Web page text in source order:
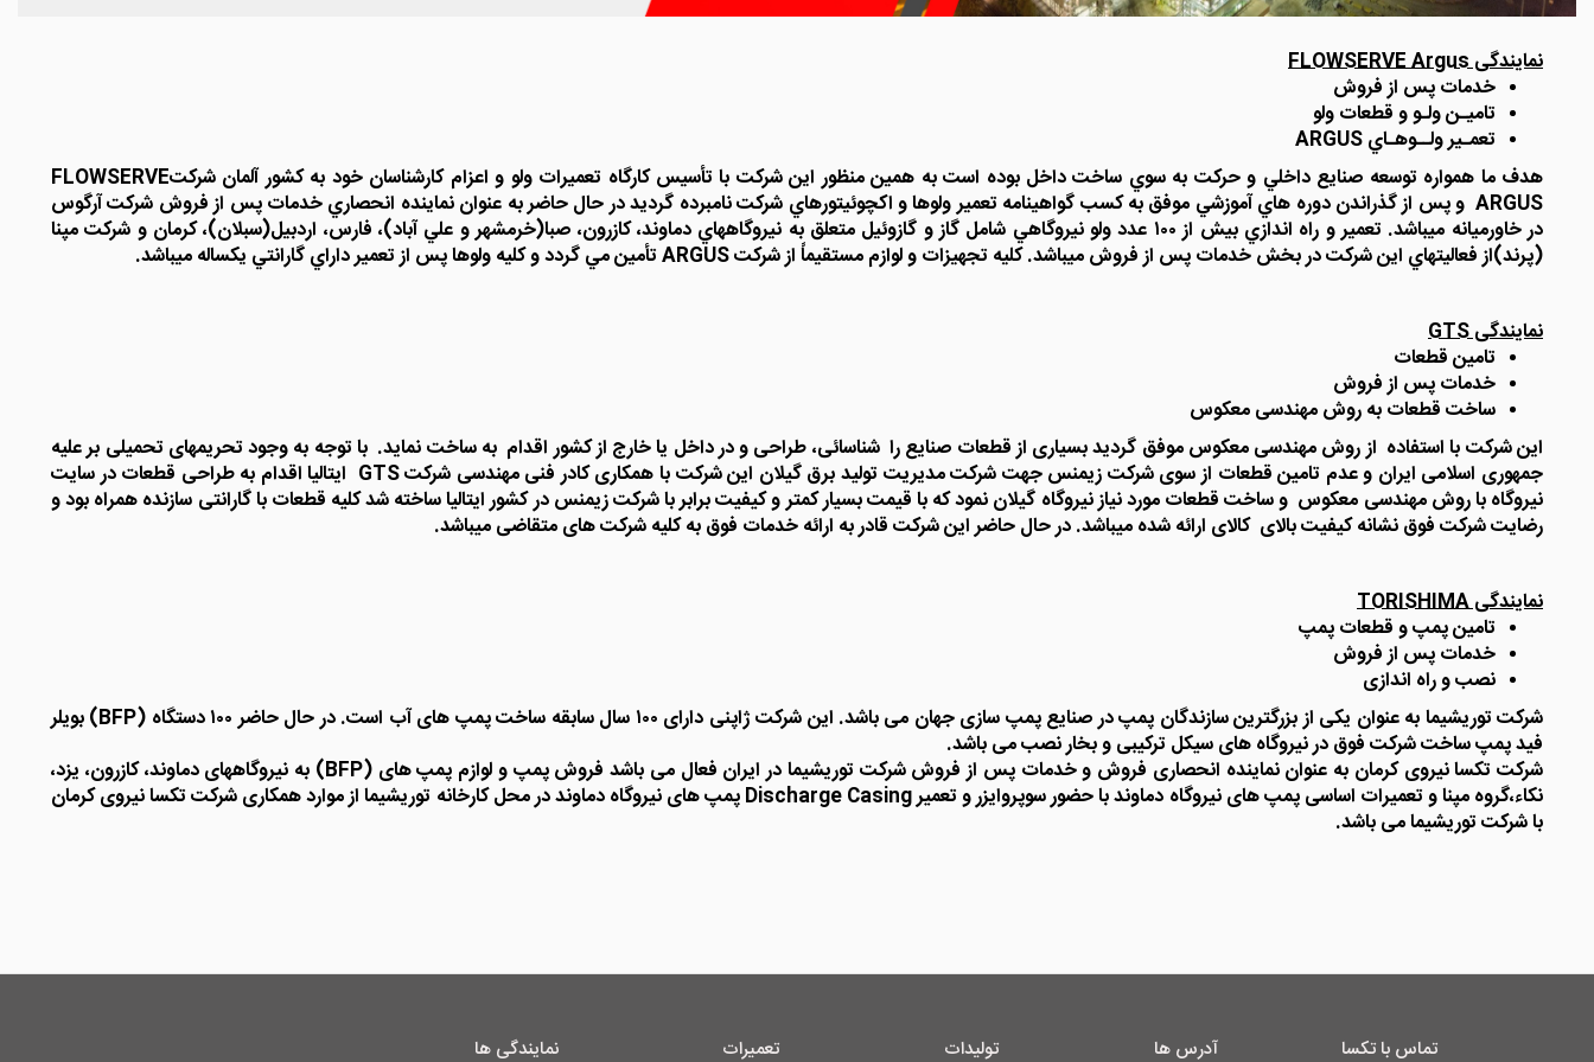
نمایندگی FLOWSERVE Argus
خدمات پس از فروش
تاميـن ولـو و قطعات ولو
تعمـير ولــوهـاي ARGUS
هدف ما همواره توسعه صنايع داخلي و حرکت به سوي ساخت داخل بوده است به همين منظور اين شرکت با تأسيس کارگاه تعميرات ولو و اعزام کارشناسان خود به کشور آلمان شرکتFLOWSERVE
ARGUS و پس از گذراندن دوره هاي آموزشي موفق به کسب گواهينامه تعمير ولوها و اکچوئيتورهاي شرکت نامبرده گرديد در حال حاضر به عنوان نماينده انحصاري خدمات پس از فروش شرکت آرگوس
در خاورميانه ميباشد. تعمير و راه اندازي بيش از ۱۰۰ عدد ولو نيروگاهي شامل گاز و گازوئيل متعلق به نيروگاههاي دماوند، کازرون، صبا(خرمشهر و علي آباد)، فارس، اردبيل(سبلان)، کرمان و شرکت مپنا
(پرند)از فعاليتهاي اين شرکت در بخش خدمات پس از فروش ميباشد. کليه تجهيزات و لوازم مستقيماً از شرکت ARGUS تأمين مي گردد و کليه ولوها پس از تعمير داراي گارانتي يکساله ميباشد.
نمایندگی GTS
تامین قطعات
خدمات پس از فروش
ساخت قطعات به روش مهندسی معکوس
این شرکت با استفاده از روش مهندسی معکوس موفق گردید بسیاری از قطعات صنایع را شناسائی، طراحی و در داخل یا خارج از کشور اقدام به ساخت نماید. با توجه به وجود تحریمهای تحمیلی بر علیه
جمهوری اسلامی ایران و عدم تامین قطعات از سوی شرکت زیمنس جهت شرکت مدیریت تولید برق گیلان این شرکت با همکاری کادر فنی مهندسی شرکت GTS ایتالیا اقدام به طراحی قطعات در سایت
نیروگاه با روش مهندسی معکوس و ساخت قطعات مورد نیاز نیروگاه گیلان نمود که با قیمت بسیار کمتر و کیفیت برابر با شرکت زیمنس در کشور ایتالیا ساخته شد کلیه قطعات با گارانتی سازنده همراه بود و
رضایت شرکت فوق نشانه کیفیت بالای کالای ارائه شده میباشد. در حال حاضر این شرکت قادر به ارائه خدمات فوق به کلیه شرکت های متقاضی میباشد.
نمایندگی TORISHIMA
تامین پمپ و قطعات پمپ
خدمات پس از فروش
نصب و راه اندازی
شرکت توریشیما به عنوان یکی از بزرگترین سازندگان پمپ در صنایع پمپ سازی جهان می باشد. این شرکت ژاپنی دارای ۱۰۰ سال سابقه ساخت پمپ های آب است. در حال حاضر ۱۰۰ دستگاه (BFP) بویلر
فید پمپ ساخت شرکت فوق در نیروگاه های سیکل ترکیبی و بخار نصب می باشد.
شرکت تکسا نیروی کرمان به عنوان نماینده انحصاری فروش و خدمات پس از فروش شرکت توریشیما در ایران فعال می باشد فروش پمپ و لوازم پمپ های (BFP) به نیروگاههای دماوند، کازرون، یزد،
نکاء،گروه مپنا و تعمیرات اساسی پمپ های نیروگاه دماوند با حضور سوپروایزر و تعمیر Discharge Casing پمپ های نیروگاه دماوند در محل کارخانه توریشیما از موارد همکاری شرکت تکسا نیروی کرمان
با شرکت توریشیما می باشد.
تماس با تکسا آدرس ها تولیدات تعمیرات نمایندگی ها